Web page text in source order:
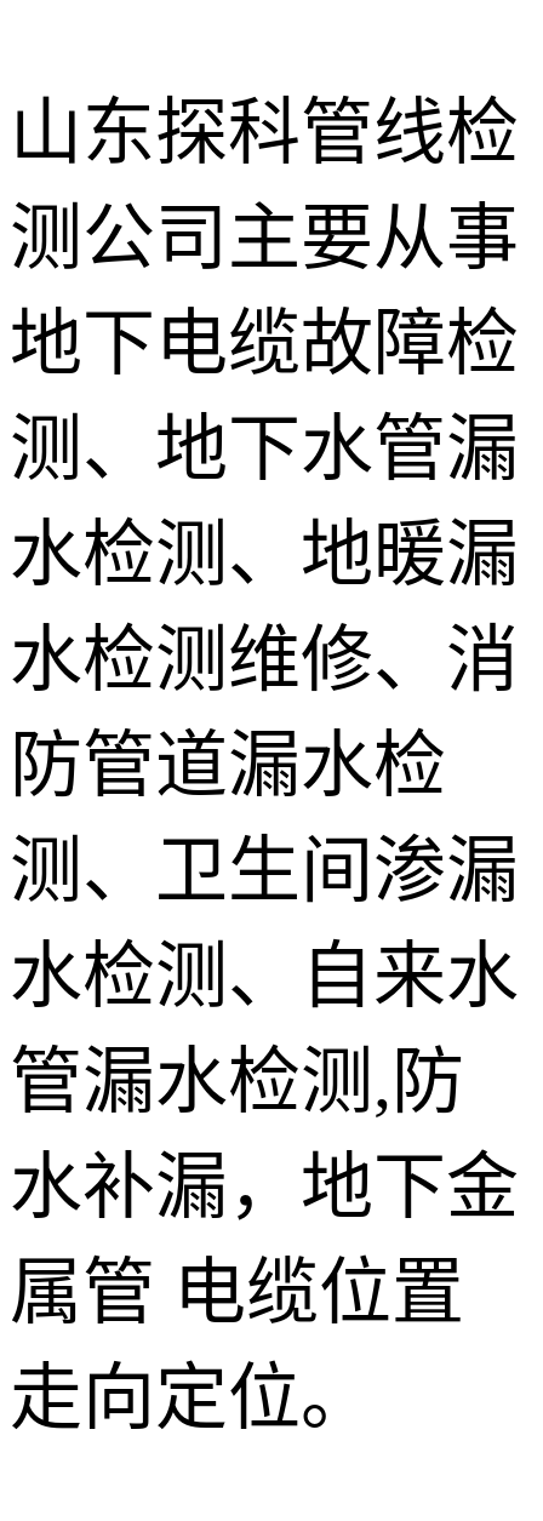
山东探科管线检
测公司主要从事
地下电缆故障检
测、地下水管漏
水检测、地暖漏
水检测维修、消
防管道漏水检
测、卫生间渗漏
水检测、自来水
管漏水检测,防
水补漏，地下金
属管 电缆位置
走向定位。
地下暗管漏
水检测
卫生间渗漏
水检测
地暖漏水检
测
壁挂炉维修
防水补漏
障检测
测漏水设备
训